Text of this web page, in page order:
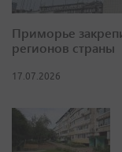
Приморье
регионов страны
17.07.2026